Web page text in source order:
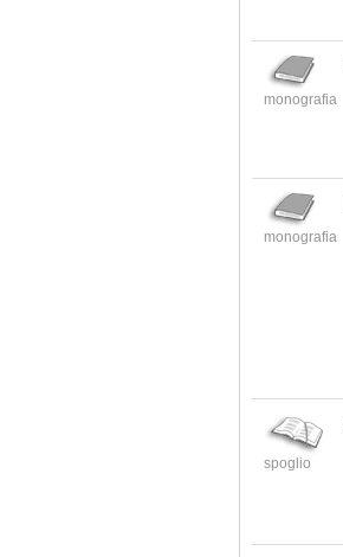
monografia
monografia
spoglio